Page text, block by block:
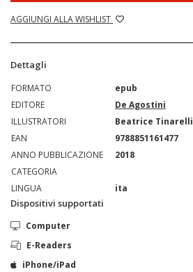
AGGIUNGI ALLA WISHLIST
Dettagli
FORMATO
epub
EDITORE
De Agostini
ILLUSTRATORI
Beatrice Tinarelli
EAN
9788851161477
ANNO PUBBLICAZIONE
2018
CATEGORIA
LINGUA
ita
Dispositivi supportati
Computer
E-Readers
iPhone/iPad